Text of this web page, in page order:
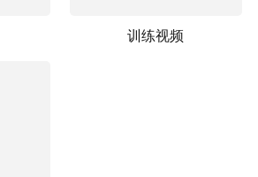
训练视频